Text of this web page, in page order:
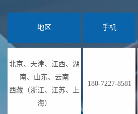
地区 手机
北京、天津、江西、湖
南、山东、云南
西藏（浙江、江苏、上
海）
180-7227-8581